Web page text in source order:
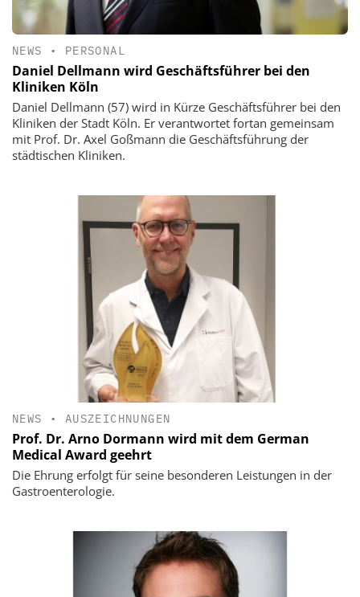
NEWS • PERSONAL
Daniel Dellmann wird Geschäftsführer bei den
Kliniken Köln
Daniel Dellmann (57) wird in Kürze Geschäftsführer bei den
Kliniken der Stadt Köln. Er verantwortet fortan gemeinsam
mit Prof. Dr. Axel Goßmann die Geschäftsführung der
städtischen Kliniken.
NEWS • AUSZEICHNUNGEN
Prof. Dr. Arno Dormann wird mit dem German
Medical Award geehrt
Die Ehrung erfolgt für seine besonderen Leistungen in der
Gastroenterologie.